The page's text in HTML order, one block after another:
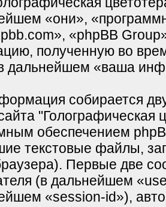
«они»,
«phpBB
полученную во
дальнейшем «ваша
собирается
"Голографическая
обеспечением
текстовые файлы,
Первые две
(в дальнейшем
«session-id»),